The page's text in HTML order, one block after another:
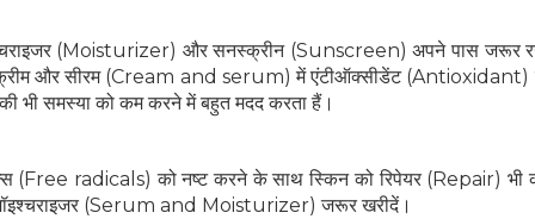
(Moisturizer) और सनस्क्रीन (Sunscreen) अपने पास जरूर
और सीरम (Cream and serum) में एंटीऑक्सीडेंट (Antioxidant)
भी समस्या को कम करने में बहुत मदद करता हैं।
(Free radicals) को नष्ट करने के साथ स्किन को रिपेयर (Repair) भी
(Serum and Moisturizer) जरूर खरीदें।